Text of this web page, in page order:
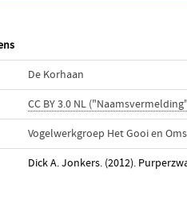
De Korhaan
CC BY 3.0 NL
Vogelwerkgroep Het Gooi en
Dick A. Jonkers. (2012).